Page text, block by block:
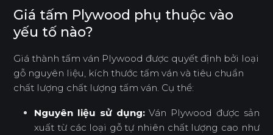
Giá tấm Plywood phụ thuộc vào
yếu tố nào?
Giá thành tấm ván Plywood được quyết định bởi loại
gỗ nguyên liệu, kích thước tấm ván và tiêu chuẩn
chất lượng chất lượng tấm ván. Cụ thể:
Nguyên liệu sử dụng:Ván Plywood được sản
xuất từ các loại gỗ tự nhiên chất lượng cao như